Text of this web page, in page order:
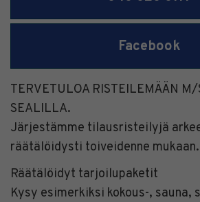
Facebook
TERVETULOA RISTEILEMÄÄN
SEALILLA.
Järjestämme tilausristeilyjä
räätälöidysti toiveidenne mukaan.
Räätälöidyt tarjoilupaketit
Kysy esimerkiksi kokous-, sauna,